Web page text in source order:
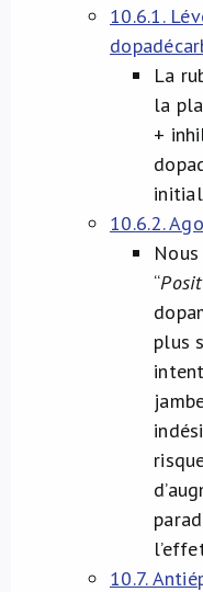
10.6.1.
La
la
+
10.6.2.
“
plus
10.7.